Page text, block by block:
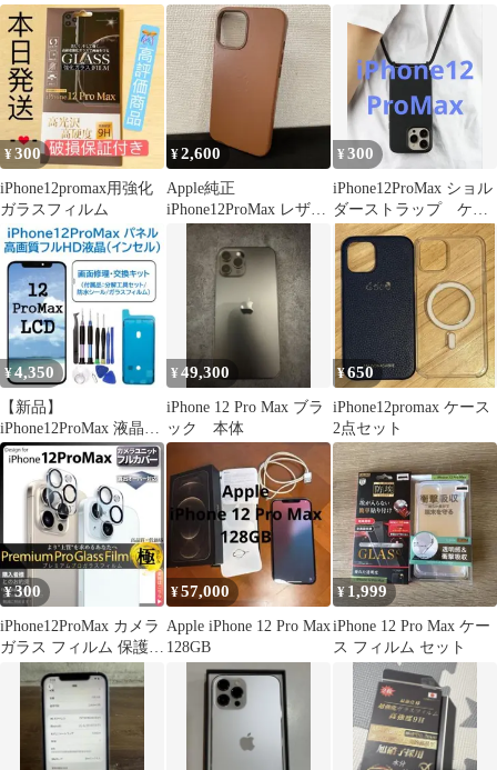
ー
うねうね クリア
¥300
iPhone12promax用強化
ガラスフィルム
¥2,600
Apple純正
iPhone12ProMax レザー
ケース MagSafe対応
¥300
iPhone12ProMax ショル
ダーストラップ ケー
ス ブラック
¥4,350
【新品】
iPhone12ProMax 液晶
（FHD）フロントパネ
ル 画面修理交換
¥49,300
iPhone 12 Pro Max ブラ
ック 本体
¥650
iPhone12promax ケース
2点セット
¥300
iPhone12ProMax カメラ
ガラス フィルム 保護
12Pro Max
¥57,000
Apple iPhone 12 Pro Max
128GB
¥1,999
iPhone 12 Pro Max ケー
ス フィルム セット